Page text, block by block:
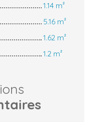
1.14 m²
5.16 m²
1.62 m²
1.2 m²